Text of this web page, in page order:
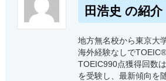
田浩史 の紹介
地方無名校から東京大
海外経験なしで
TOEIC990点獲得回数
を受験し、最新傾向を